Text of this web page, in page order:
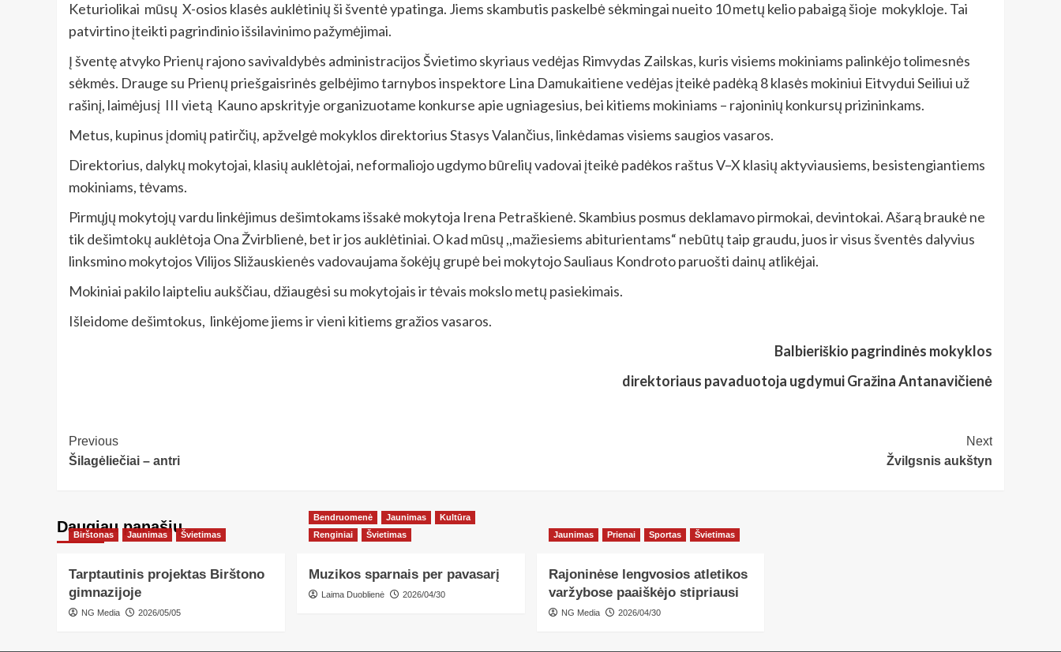
Keturiolikai mūsų X-osios klasės auklėtinių ši šventė ypatinga. Jiems skambutis paskelbė sėkmingai nueito 10 metų kelio pabaigą šioje mokykloje. Tai
patvirtino įteikti pagrindinio išsilavinimo pažymėjimai.
Į šventę atvyko Prienų rajono savivaldybės administracijos Švietimo skyriaus vedėjas Rimvydas Zailskas, kuris visiems mokiniams palinkėjo tolimesnės
sėkmės. Drauge su Prienų priešgaisrinės gelbėjimo tarnybos inspektore Lina Damukaitiene vedėjas įteikė padėką 8 klasės mokiniui Eitvydui Seiliui už
rašinį, laimėjusį III vietą Kauno apskrityje organizuotame konkurse apie ugniagesius, bei kitiems mokiniams – rajoninių konkursų prizininkams.
Metus, kupinus įdomių patirčių, apžvelgė mokyklos direktorius Stasys Valančius, linkėdamas visiems saugios vasaros.
Direktorius, dalykų mokytojai, klasių auklėtojai, neformaliojo ugdymo būrelių vadovai įteikė padėkos raštus V–X klasių aktyviausiems, besistengiantiems
mokiniams, tėvams.
Pirmųjų mokytojų vardu linkėjimus dešimtokams išsakė mokytoja Irena Petraškienė. Skambius posmus deklamavo pirmokai, devintokai. Ašarą braukė ne
tik dešimtokų auklėtoja Ona Žvirblienė, bet ir jos auklėtiniai. O kad mūsų ,,mažiesiems abiturientams“ nebūtų taip graudu, juos ir visus šventės dalyvius
linksmino mokytojos Vilijos Sližauskienės vadovaujama šokėjų grupė bei mokytojo Sauliaus Kondroto paruošti dainų atlikėjai.
Mokiniai pakilo laipteliu aukščiau, džiaugėsi su mokytojais ir tėvais mokslo metų pasiekimais.
Išleidome dešimtokus, linkėjome jiems ir vieni kitiems gražios vasaros.
Balbieriškio pagrindinės mokyklos
direktoriaus pavaduotoja ugdymui Gražina Antanavičienė
Post
Navigation
Previous
Šilagėliečiai – antri
Next
Žvilgsnis aukštyn
Daugiau panašių…
Birštonas Jaunimas Švietimas
Tarptautinis projektas Birštono
gimnazijoje
NG Media 2026/05/05
Bendruomenė Jaunimas
Kultūra
Renginiai
Švietimas
Muzikos sparnais per pavasarį
Laima Duoblienė 2026/04/30
Jaunimas Prienai Sportas Švietimas
Rajoninėse lengvosios atletikos
varžybose paaiškėjo stipriausi
NG Media 2026/04/30